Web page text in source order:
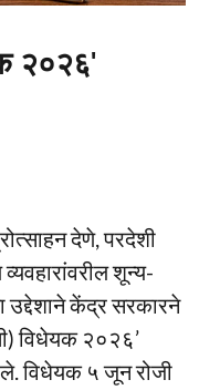
२०२६'
देणे, परदेशी
शून्य-
उद्देशाने केंद्र सरकारने
विधेयक २०२६’
विधेयक ५ जून रोजी